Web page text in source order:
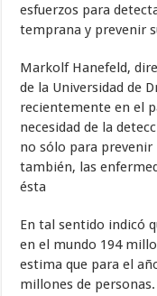
esfuerzos para
temprana y prevenir
Markolf Hanefeld,
de la Universidad de
recientemente en el
necesidad de la
no sólo para prevenir
también, las
ésta
En tal sentido indicó
en el mundo 194
estima que para el
millones de